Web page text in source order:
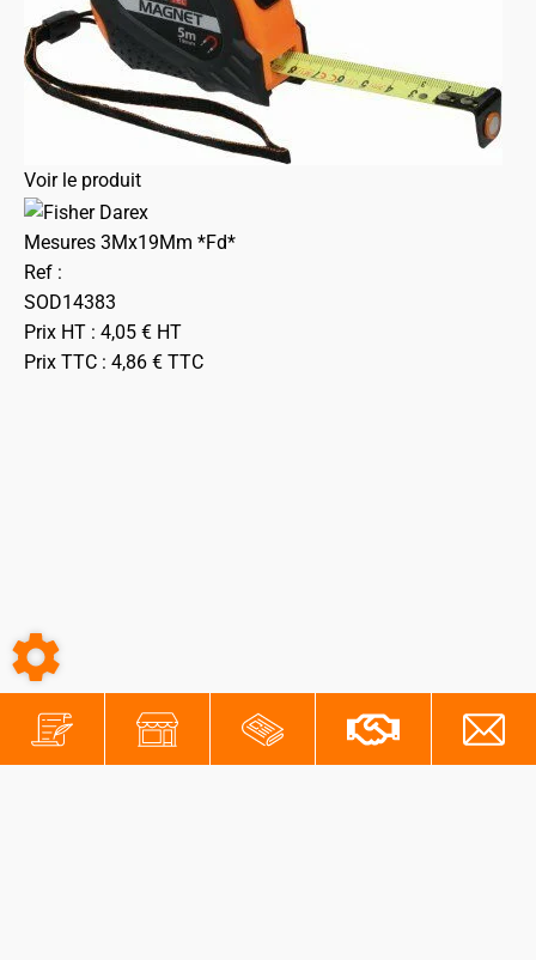
Voir le produit
Mesures 3Mx19Mm *Fd*
Ref :
SOD14383
Prix HT : 4,05 € HT
Prix TTC : 4,86 € TTC